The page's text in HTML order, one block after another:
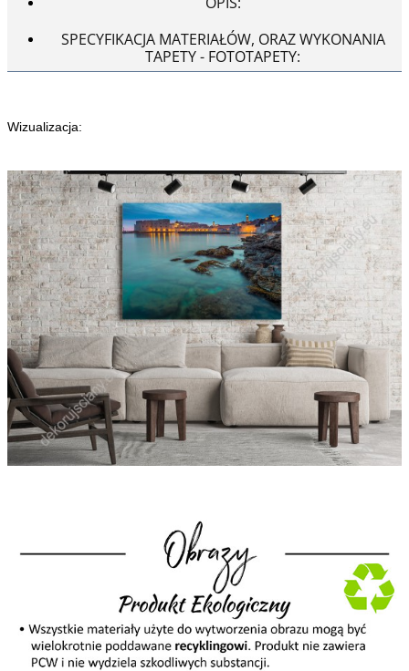
SPECYFIKACJA MATERIAŁÓW, ORAZ WYKONANIA
TAPETY - FOTOTAPETY:
Wizualizacja: